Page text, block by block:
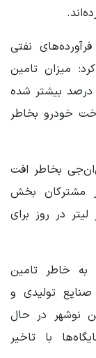
نفتی
میزان تامین
بنزین در ساری نسبت به روزهای گذشته ۲۰ درصد بیشتر شده
خودرو بخاطر
بخاطر افت
مشترکان بخش
افزود: حدود ۷۰۰ تا ۸۰۰ هزار لیتر در روز برای
خاطر تامین
تولیدی و
نوشهر در حال
با تاخیر